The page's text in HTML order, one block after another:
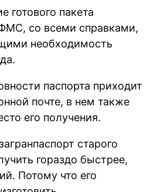
готового пакета
со всеми справками,
необходимость
паспорта приходит
почте, в нем также
его получения.
старого
гораздо быстрее,
Потому что его